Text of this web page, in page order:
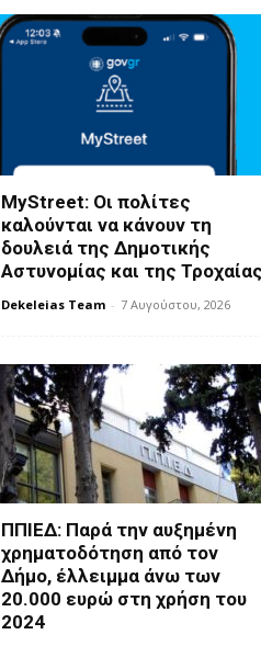
MyStreet: Οι πολίτες
καλούνται να κάνουν τη
δουλειά της Δημοτικής
Αστυνομίας και της Τροχαίας
Dekeleias Team - 7 Αυγούστου, 2026
ΠΠΙΕΔ: Παρά την αυξημένη
χρηματοδότηση από τον
Δήμο, έλλειμμα άνω των
20.000 ευρώ στη χρήση του
2024